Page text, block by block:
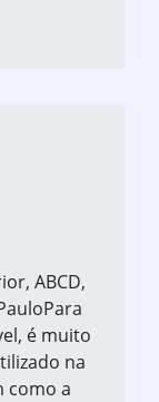
ABCD,
é muito
na
como a